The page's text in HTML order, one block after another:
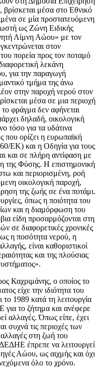
μέσα στο Εθνικό
σε μία προστατευόμενη
ως Ζώνη Ειδικής
Λίμνη Αώου» με τον
στον
πορεία προς τον ποταμό
λεκάνη
για την παραγωγή
τμήμα της άνω
στην παροχή νερού στον
μέσα σε μια περιοχή
φράγμα δεν αφήνεται
δηλαδή, οικολογική
τόσο για τα υδάτινα
που ορίζει η ευρωπαϊκή
ΕΚ) και η Οδηγία για τους
και σε πλήρη αντίφαση με
της Φύσης. Η επιστημονική
και περιορισμένη, ροή
οικολογική παροχή,
της ζωής σε ένα ποτάμι.
όπως η ποιότητα του
και η διαμόρφωση του
είδη προσαρμόζονται στη
σε διαφορετικές χρονικές
η ποσότητα νερού, η
είναι καθοριστικοί
και της πλούσιας
Καχριμάνης, ο οποίος το
είχε την ιδιότητα του
1989 κατά τη λειτουργία
το ζήτημα και ανέφερε
αλλαγές. Όπως είπε, έχει
συχνά τις περιοχές των
στη ζωή του
έπρεπε να λειτουργεί
Αώου, ως αιχμής και όχι
όλο το χρόνο.